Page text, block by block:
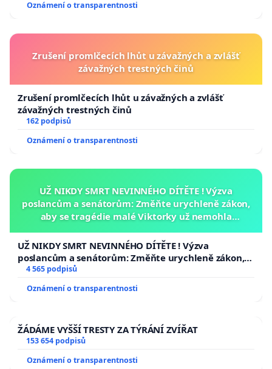
Oznámení o transparentnosti
Zrušení promlčecích lhůt u závažných a zvlášť
závažných trestných činů
Zrušení promlčecích lhůt u závažných a zvlášť
závažných trestných činů
162 podpisů
Oznámení o transparentnosti
UŽ NIKDY SMRT NEVINNÉHO DÍTĚTE ! Výzva
poslancům a senátorům: Změňte urychleně zákon,
aby se tragédie malé Viktorky už nemohla
UŽ NIKDY SMRT NEVINNÉHO DÍTĚTE ! Výzva
poslancům a senátorům: Změňte urychleně zákon,
aby se tragédie malé Viktorky už nemohla opakovat!
4 565 podpisů
Oznámení o transparentnosti
ŽÁDÁME VYŠŠÍ TRESTY ZA TÝRÁNÍ ZVÍŘAT
153 654 podpisů
Oznámení o transparentnosti